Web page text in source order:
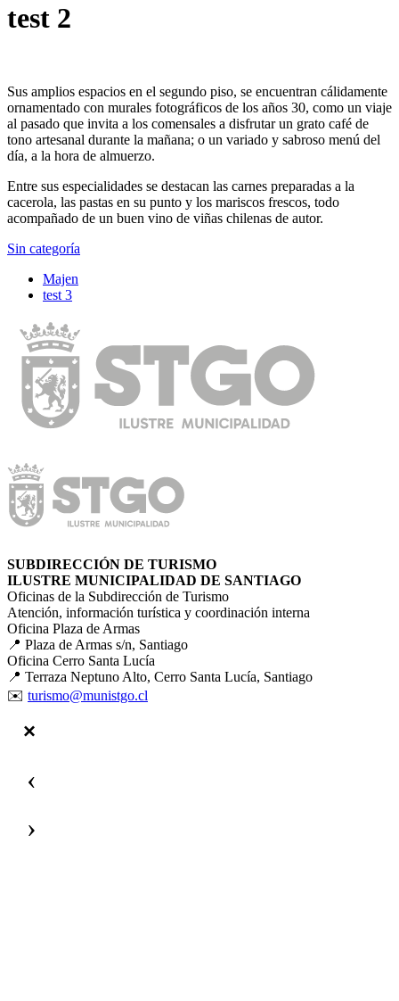
test 2
Sus amplios espacios en el segundo piso, se encuentran cálidamente
ornamentado con murales fotográficos de los años 30, como un viaje
al pasado que invita a los comensales a disfrutar un grato café de
tono artesanal durante la mañana; o un variado y sabroso menú del
día, a la hora de almuerzo.
Entre sus especialidades se destacan las carnes preparadas a la
cacerola, las pastas en su punto y los mariscos frescos, todo
acompañado de un buen vino de viñas chilenas de autor.
Sin categoría
Majen
test 3
SUBDIRECCIÓN DE TURISMO
ILUSTRE MUNICIPALIDAD DE SANTIAGO
Oficinas de la Subdirección de Turismo
Atención, información turística y coordinación interna
Oficina Plaza de Armas
📍 Plaza de Armas s/n, Santiago
Oficina Cerro Santa Lucía
📍 Terraza Neptuno Alto, Cerro Santa Lucía, Santiago
✉️ turismo@munistgo.cl
‹
›